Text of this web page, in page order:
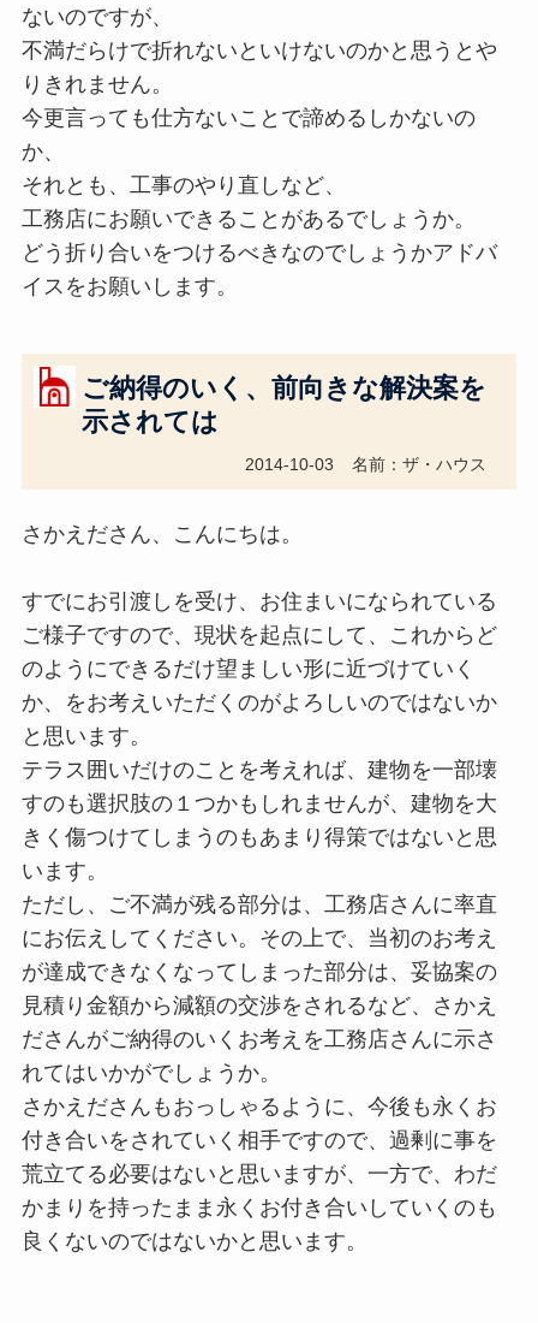
ないのですが、
不満だらけで折れないといけないのかと思うとや
りきれません。
今更言っても仕方ないことで諦めるしかないの
か、
それとも、工事のやり直しなど、
工務店にお願いできることがあるでしょうか。
どう折り合いをつけるべきなのでしょうかアドバ
イスをお願いします。
ご納得のいく、前向きな解決案を
示されては
2014-10-03 名前：ザ・ハウス
さかえださん、こんにちは。
すでにお引渡しを受け、お住まいになられている
ご様子ですので、現状を起点にして、これからど
のようにできるだけ望ましい形に近づけていく
か、をお考えいただくのがよろしいのではないか
と思います。
テラス囲いだけのことを考えれば、建物を一部壊
すのも選択肢の１つかもしれませんが、建物を大
きく傷つけてしまうのもあまり得策ではないと思
います。
ただし、ご不満が残る部分は、工務店さんに率直
にお伝えしてください。その上で、当初のお考え
が達成できなくなってしまった部分は、妥協案の
見積り金額から減額の交渉をされるなど、さかえ
ださんがご納得のいくお考えを工務店さんに示さ
れてはいかがでしょうか。
さかえださんもおっしゃるように、今後も永くお
付き合いをされていく相手ですので、過剰に事を
荒立てる必要はないと思いますが、一方で、わだ
かまりを持ったまま永くお付き合いしていくのも
良くないのではないかと思います。